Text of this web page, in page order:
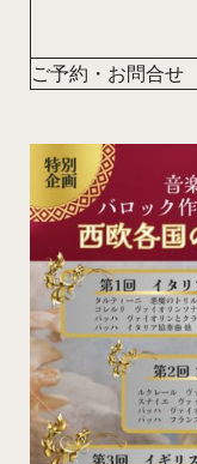
ご予約・お問合せ